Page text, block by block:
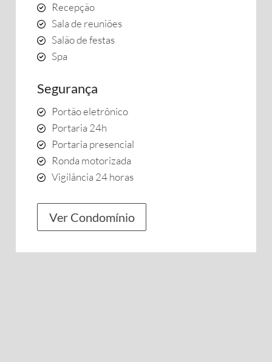
Recepção
Sala de reuniões
Salão de festas
Spa
Segurança
Portão eletrônico
Portaria 24h
Portaria presencial
Ronda motorizada
Vigilância 24 horas
Ver Condomínio